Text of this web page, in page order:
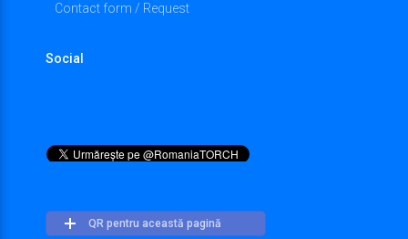
Contact form / Request
Social
QR pentru această pagină